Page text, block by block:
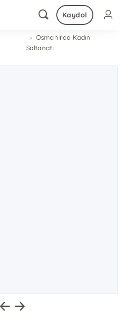
Kaydol
Osmanlı'da Kadın
Saltanatı